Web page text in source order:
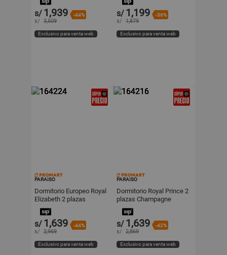
s/ 1,939 -44%
s/ 3,509
Exclusivo para venta web
s/ 1,199 -36%
s/ 1,879
Exclusivo para venta web
PARAISO
Dormitorio Europeo Royal
Elizabeth 2 plazas
Chocolate Paraiso
s/ 1,639 -44%
s/ 2,969
Exclusivo para venta web
PARAISO
Dormitorio Royal Prince 2
plazas Champagne
Paraiso
s/ 1,639 -42%
s/ 2,869
Exclusivo para venta web